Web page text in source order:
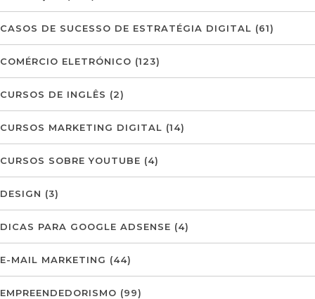
CASOS DE SUCESSO DE ESTRATÉGIA DIGITAL (61)
COMÉRCIO ELETRÓNICO (123)
CURSOS DE INGLÊS (2)
CURSOS MARKETING DIGITAL (14)
CURSOS SOBRE YOUTUBE (4)
DESIGN (3)
DICAS PARA GOOGLE ADSENSE (4)
E-MAIL MARKETING (44)
EMPREENDEDORISMO (99)